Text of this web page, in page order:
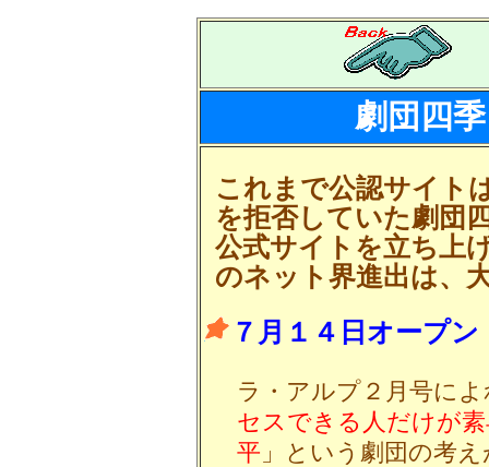
劇団四
これまで公認サイト
を拒否していた劇団
公式サイトを立ち上
のネット界進出は、
７月１４日オープン
ラ・アルプ２月号に
セスできる人だけが
平 」という劇団の考